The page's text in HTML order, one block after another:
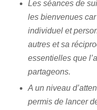
Les séances de
les bienvenues
individuel et
autres et sa
essentielles que
partageons.
A un niveau
permis de lancer